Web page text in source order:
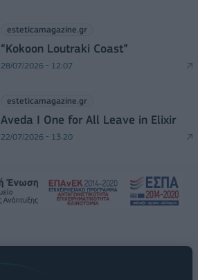
esteticamagazine.gr
“Kokoon Loutraki Coast”
28/07/2026 - 12:07
esteticamagazine.gr
Aveda I One for All Leave in Elixir
22/07/2026 - 13:20